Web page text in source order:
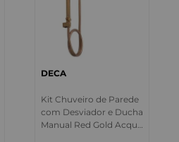
DECA
Kit Chuveiro de Parede
com Desviador e Ducha
Manual Red Gold Acqua